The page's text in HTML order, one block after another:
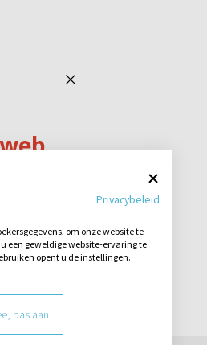
Privacybeleid
om onze website te
een geweldige website-ervaring te
opent u de instellingen.
pas aan